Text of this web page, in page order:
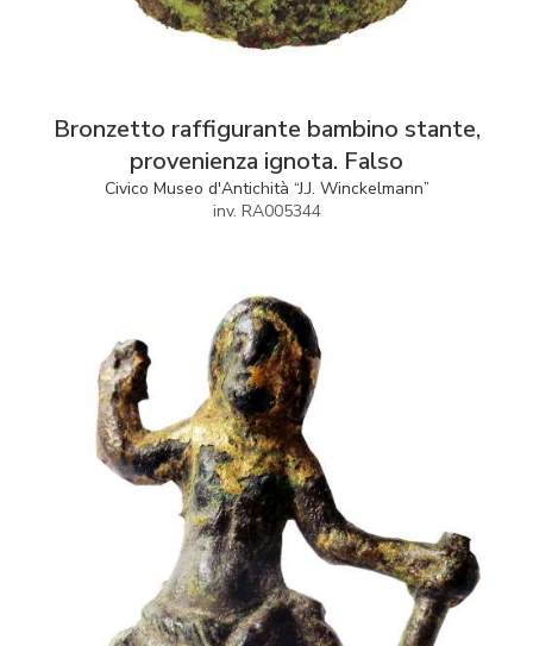
Bronzetto raffigurante bambino stante,
provenienza ignota. Falso
Civico Museo d'Antichità “J.J. Winckelmann”
inv. RA005344